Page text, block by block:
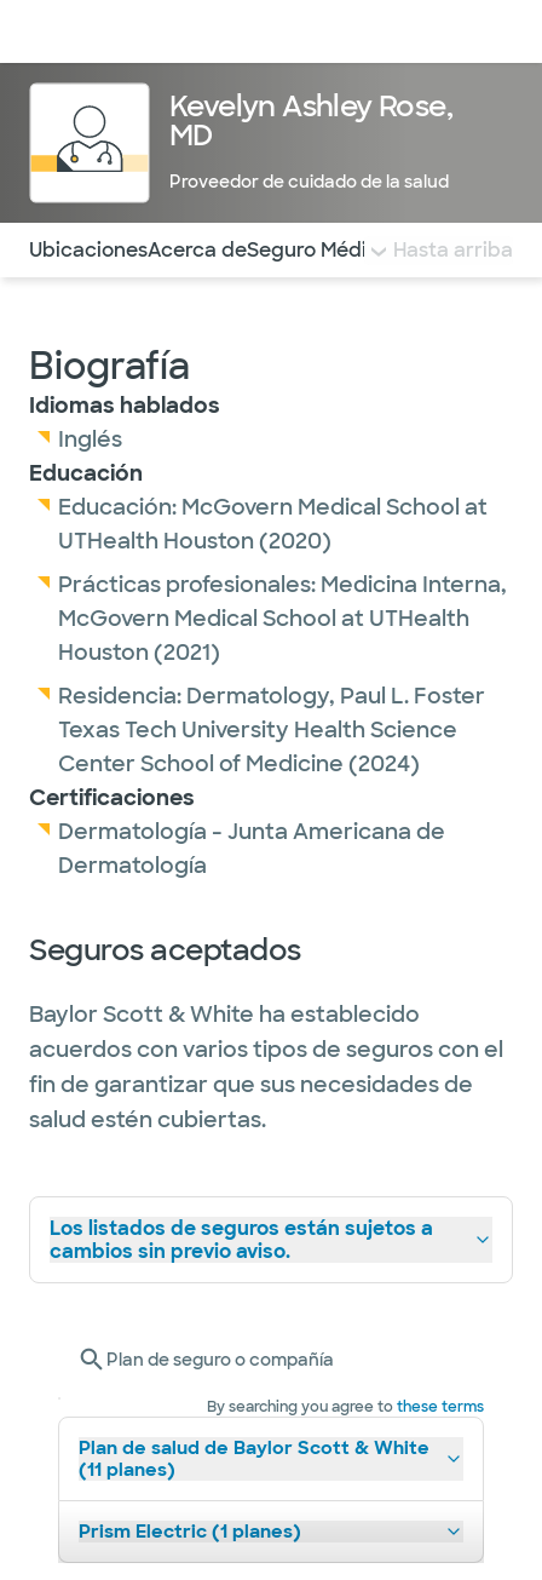
Kevelyn Ashley Rose,
MD
Proveedor de cuidado de la salud
Utilice esta navegación para saltar rápidamente a
UbicacionesAcerca deSeguro Médico COMENTARIOS
Hasta arriba
Biografía
Idiomas hablados
Inglés
Educación
Educación: McGovern Medical School at
UTHealth Houston (2020)
Prácticas profesionales: Medicina Interna,
McGovern Medical School at UTHealth
Houston (2021)
Residencia: Dermatology, Paul L. Foster
Texas Tech University Health Science
Center School of Medicine (2024)
Certificaciones
Dermatología - Junta Americana de
Dermatología
Seguros aceptados
Baylor Scott & White ha establecido
acuerdos con varios tipos de seguros con el
fin de garantizar que sus necesidades de
salud estén cubiertas.
Los listados de seguros están sujetos a
cambios sin previo aviso.
Plan de seguro o compañía
By searching you agree tothese terms
Plan de salud de Baylor Scott & White
(11 planes)
Prism Electric (1 planes)